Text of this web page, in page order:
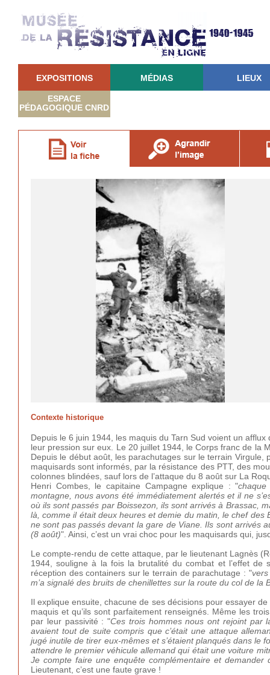
EXPOSITIONS MÉDIAS LIEUX
ESPACE
PÉDAGOGIQUE CNRD
Contexte historique
Depuis le 6 juin 1944, les maquis du Tarn Sud voient un
leur pression sur eux. Le 20 juillet 1944, le Corps franc de la
Depuis le début août, les parachutages sur le terrain
maquisards sont informés, par la résistance des PTT, des
colonnes blindées, sauf lors de l’attaque du 8 août sur La
Henri Combes, le capitaine Campagne explique : "
montagne, nous avons été immédiatement alertés et il ne
où ils sont passés par Boissezon, ils sont arrivés à Brassac,
là, comme il était deux heures et demie du matin, le chef des
ne sont pas passés devant la gare de Viane. Ils sont arrivés
(8 août)". Ainsi, c’est un vrai choc pour les maquisards qui,
Le compte-rendu de cette attaque, par le lieutenant Lagnès
1944, souligne à la fois la brutalité du combat et l’effet
réception des containers sur le terrain de parachutage : "vers
m’a signalé des bruits de chenillettes sur la route du col de la
Il explique ensuite, chacune de ses décisions pour essayer
maquis et qu’ils sont parfaitement renseignés. Même les
par leur passivité : "Ces trois hommes nous ont rejoint par
avaient tout de suite compris que c’était une attaque
jugé inutile de tirer eux-mêmes et s’étaient planqués dans le
attendre le premier véhicule allemand qui était une voiture
Je compte faire une enquête complémentaire et
Lieutenant, c’est une faute grave !